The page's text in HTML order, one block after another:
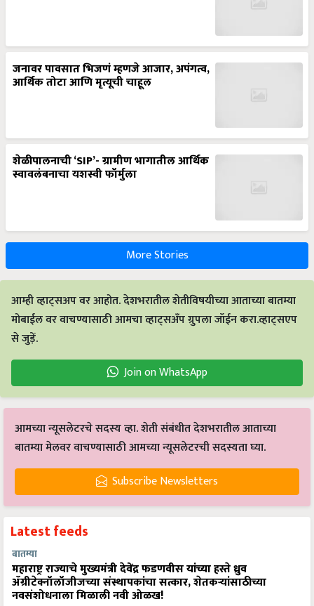
जनावर पावसात भिजणं म्हणजे आजार, अपंगत्व,
आर्थिक तोटा आणि मृत्यूची चाहूल
शेळीपालनाची ‘SIP’- ग्रामीण भागातील आर्थिक
स्वावलंबनाचा यशस्वी फॉर्मुला
More Stories
आम्ही व्हाट्सअप वर आहोत. देशभरातील शेतीविषयीच्या आताच्या बातम्या
मोबाईल वर वाचण्यासाठी आमचा व्हाट्सअँप ग्रुपला जॉईन करा.व्हाट्सएप
से जुड़ें.
Join on WhatsApp
आमच्या न्यूसलेटरचे सदस्य व्हा. शेती संबंधीत देशभरातील आताच्या
बातम्या मेलवर वाचण्यासाठी आमच्या न्यूसलेटरची सदस्यता घ्या.
Subscribe Newsletters
Latest feeds
बातम्या
महाराष्ट्र राज्याचे मुख्यमंत्री देवेंद्र फडणवीस यांच्या हस्ते ध्रुव
ॲग्रीटेक्नॉलॉजीजच्या संस्थापकांचा सत्कार, शेतकऱ्यांसाठीच्या
नवसंशोधनाला मिळाली नवी ओळख!